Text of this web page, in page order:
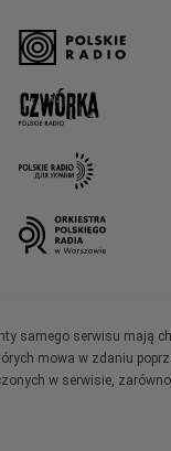
samego serwisu mają
mowa w zdaniu
w serwisie,